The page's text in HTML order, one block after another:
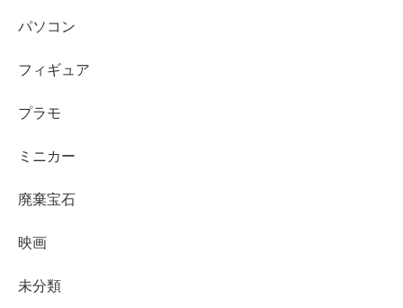
パソコン
フィギュア
プラモ
ミニカー
廃棄宝石
映画
未分類